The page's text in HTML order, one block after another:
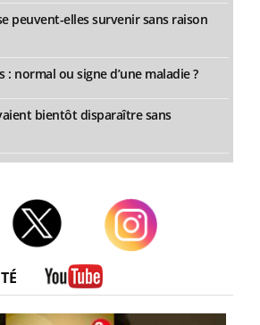
peuvent-elles survenir sans raison
: normal ou signe d’une maladie ?
bientôt disparaître sans